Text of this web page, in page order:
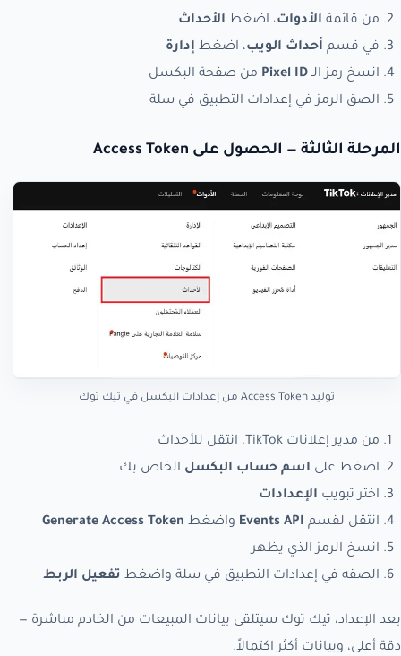
من قائمة الأدوات، اضغط الأحداث
في قسم أحداث الويب، اضغط إدارة
انسخ رمز الـPixel ID من صفحة البكسل
الصق الرمز في إعدادات التطبيق في سلة
المرحلة الثالثة — الحصول على Access Token
توليد Access Token من إعدادات البكسل في تيك توك
من مدير إعلانات TikTok، انتقل للأحداث
اضغط على اسم حساب البكسل الخاص بك
اختر تبويب الإعدادات
انتقل لقسم Events API واضغط Generate Access Token
انسخ الرمز الذي يظهر
الصقه في إعدادات التطبيق في سلة واضغط تفعيل الربط
بعد الإعداد، تيك توك سيتلقى بيانات المبيعات من الخادم مباشرة —
دقة أعلى، وبيانات أكثر اكتمالاً.